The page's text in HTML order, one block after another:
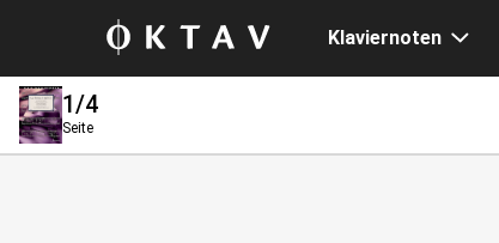
Klaviernoten
1/4
Seite